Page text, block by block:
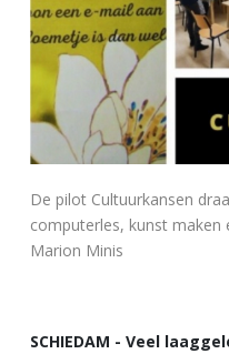
De pilot Cultuurkansen
computerles, kunst maken
Marion Minis
SCHIEDAM - Veel